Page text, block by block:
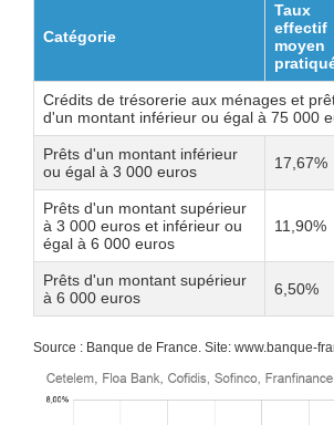
Catégorie
Taux
effectif
moyen
Crédits de trésorerie aux ménages et
d'un montant inférieur ou égal à 75 000
Prêts d'un montant inférieur
ou égal à 3 000 euros
17,67%
Prêts d'un montant supérieur
à 3 000 euros et inférieur ou
égal à 6 000 euros
11,90%
Prêts d'un montant supérieur
à 6 000 euros
6,50%
Source : Banque de France. Site: www.banque-